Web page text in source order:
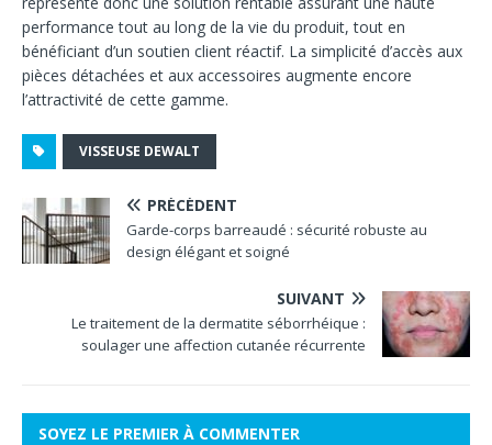
performance tout au long de la vie du produit, tout en
bénéficiant d’un soutien client réactif. La simplicité d’accès aux
pièces détachées et aux accessoires augmente encore
l’attractivité de cette gamme.
VISSEUSE DEWALT
PRÉCÉDENT
Garde-corps barreaudé : sécurité robuste au
design élégant et soigné
SUIVANT
Le traitement de la dermatite séborrhéique :
soulager une affection cutanée récurrente
SOYEZ LE PREMIER À COMMENTER